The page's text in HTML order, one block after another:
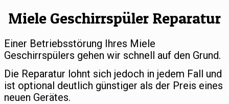
Miele Geschirrspüler Reparatur
Einer Betriebsstörung Ihres Miele
Geschirrspülers gehen wir schnell auf den Grund.
Die Reparatur lohnt sich jedoch in jedem Fall und
ist optional deutlich günstiger als der Preis eines
neuen Gerätes.